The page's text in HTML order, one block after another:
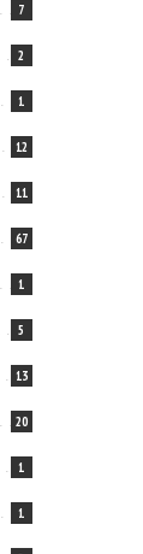
7
2
1
12
11
67
1
5
13
20
1
1